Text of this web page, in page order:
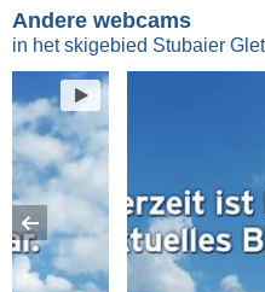
Andere webcams
in het skigebied Stubaier